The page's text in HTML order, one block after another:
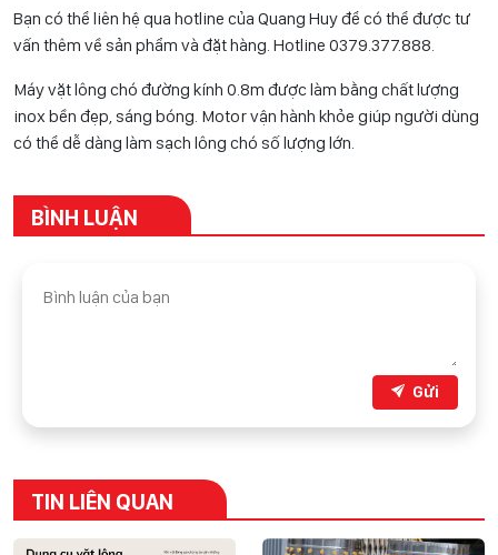
Bạn có thể liên hệ qua hotline của Quang Huy để có thể được tư
vấn thêm về sản phẩm và đặt hàng. Hotline 0379.377.888.
Máy vặt lông chó đường kính 0.8m được làm bằng chất lượng
inox bền đẹp, sáng bóng. Motor vận hành khỏe giúp người dùng
có thể dễ dàng làm sạch lông chó số lượng lớn.
BÌNH LUẬN
Gửi
TIN LIÊN QUAN